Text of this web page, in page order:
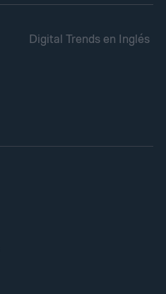
Digital Trends en Inglés